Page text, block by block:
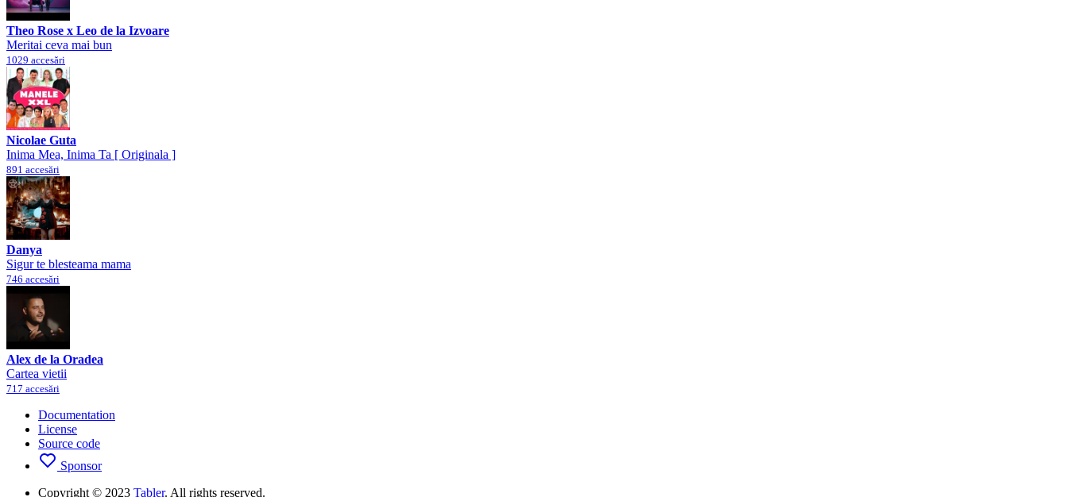
Theo Rose x Leo de la Izvoare
Meritai ceva mai bun
1029 accesări
Nicolae Guta
Inima Mea, Inima Ta [ Originala ]
891 accesări
Danya
Sigur te blesteama mama
746 accesări
Alex de la Oradea
Cartea vietii
717 accesări
Documentation
License
Source code
Sponsor
Copyright © 2023 Tabler. All rights reserved.